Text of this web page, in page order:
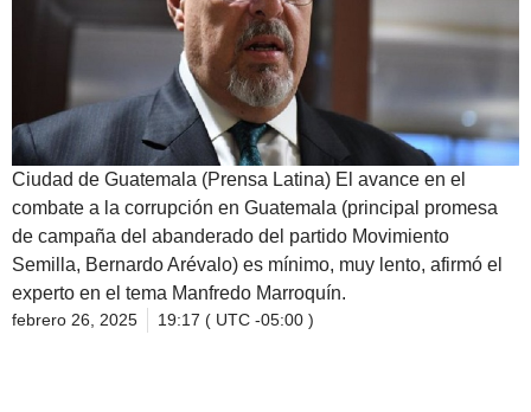
Ciudad de Guatemala (Prensa Latina) El avance en el
combate a la corrupción en Guatemala (principal promesa
de campaña del abanderado del partido Movimiento
Semilla, Bernardo Arévalo) es mínimo, muy lento, afirmó el
experto en el tema Manfredo Marroquín.
febrero 26, 2025 19:17 ( UTC -05:00 )